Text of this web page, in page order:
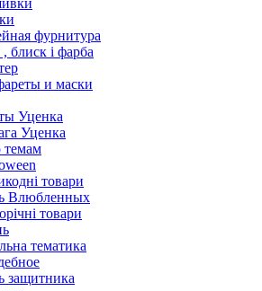
фурнитура
блиск і фарба
и маски
Уценка
Уценка
темам
товари
Влюбленных
товари
тематика
защитника